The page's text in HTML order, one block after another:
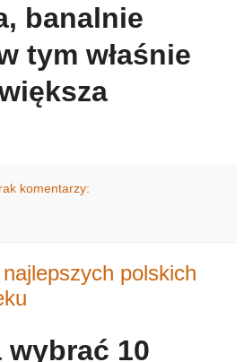
banalnie
tym właśnie
komentarzy:
polskich
wybrać 10